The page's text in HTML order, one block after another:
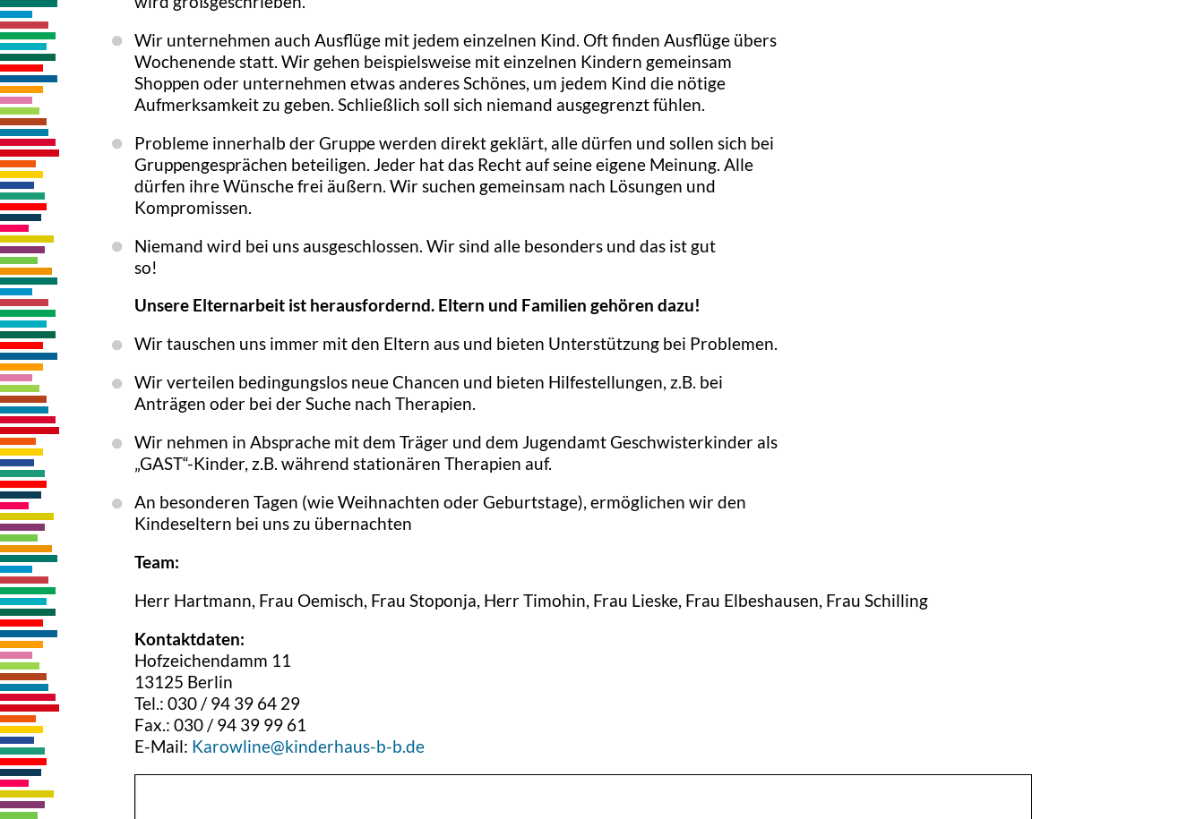
Wir unternehmen auch Ausflüge mit jedem einzelnen Kind. Oft finden Ausflüge übers
Wochenende statt. Wir gehen beispielsweise mit einzelnen Kindern gemeinsam
Shoppen oder unternehmen etwas anderes Schönes, um jedem Kind die nötige
Aufmerksamkeit zu geben. Schließlich soll sich niemand ausgegrenzt fühlen.
Probleme innerhalb der Gruppe werden direkt geklärt, alle dürfen und sollen sich bei
Gruppengesprächen beteiligen. Jeder hat das Recht auf seine eigene Meinung. Alle
dürfen ihre Wünsche frei äußern. Wir suchen gemeinsam nach Lösungen und
Kompromissen.
Niemand wird bei uns ausgeschlossen. Wir sind alle besonders und das ist gut
so!
Unsere Elternarbeit ist herausfordernd. Eltern und Familien gehören dazu!
Wir tauschen uns immer mit den Eltern aus und bieten Unterstützung bei Problemen.
Wir verteilen bedingungslos neue Chancen und bieten Hilfestellungen, z.B. bei
Anträgen oder bei der Suche nach Therapien.
Wir nehmen in Absprache mit dem Träger und dem Jugendamt Geschwisterkinder als
„GAST“-Kinder, z.B. während stationären Therapien auf.
An besonderen Tagen (wie Weihnachten oder Geburtstage), ermöglichen wir den
Kindeseltern bei uns zu übernachten
Team:
Herr Hartmann, Frau Oemisch, Frau Stoponja, Herr Timohin, Frau Lieske, Frau Elbeshausen, Frau Schilling
Kontaktdaten:
Hofzeichendamm 11
13125 Berlin
Tel.: 030 / 94 39 64 29
Fax.: 030 / 94 39 99 61
E-Mail: Karowline@kinderhaus-b-b.de